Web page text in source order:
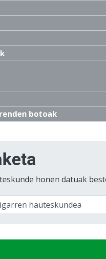
botoak
honen datuak